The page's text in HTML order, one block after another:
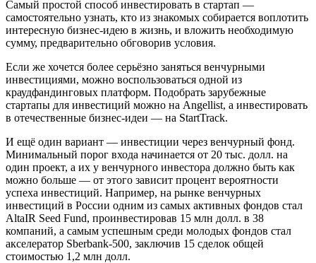
Самый простой способ инвестировать в стартап —
самостоятельно узнать, кто из знакомых собирается воплотить
интересную бизнес-идею в жизнь, и вложить необходимую
сумму, предварительно обговорив условия.
Если же хочется более серьёзно заняться венчурными
инвестициями, можно воспользоваться одной из
краудфандинговых платформ. Подобрать зарубежные
стартапы для инвестиций можно на Angellist, а инвестировать
в отечественные бизнес-идеи — на StartTrack.
И ещё один вариант — инвестиции через венчурный фонд.
Минимальный порог входа начинается от 20 тыс. долл. на
один проект, а их у венчурного инвестора должно быть как
можно больше — от этого зависит процент вероятности
успеха инвестиций. Например, на рынке венчурных
инвестиций в России одним из самых активных фондов стал
AltaIR Seed Fund, проинвестировав 15 млн долл. в 38
компаний, а самым успешным среди молодых фондов стал
акселератор Sberbank-500, заключив 15 сделок общей
стоимостью 1,2 млн долл.